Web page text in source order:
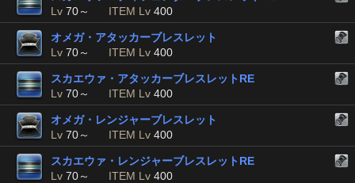
Lv 70～ ITEM Lv 400
オメガ・アタッカーブレスレット
Lv 70～ ITEM Lv 400
スカエウァ・アタッカーブレスレットRE
Lv 70～ ITEM Lv 400
オメガ・レンジャーブレスレット
Lv 70～ ITEM Lv 400
スカエウァ・レンジャーブレスレットRE
Lv 70～ ITEM Lv 400